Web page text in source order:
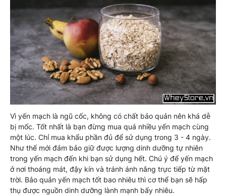
Vì yến mạch là ngũ cốc, không có chất bảo quản nên khá dễ
bị mốc. Tốt nhất là bạn đừng mua quá nhiều yến mạch cùng
một lúc. Chỉ mua khẩu phần đủ để sử dụng trong 3 - 4 ngày.
Như thế mới đảm bảo giữ được lượng dinh dưỡng tự nhiên
trong yến mạch đến khi bạn sử dụng hết. Chú ý để yến mạch
ở nơi thoáng mát, đậy kín và tránh ánh nắng trực tiếp từ mặt
trời. Bảo quản yến mạch tốt bao nhiêu thì cơ thể bạn sẽ hấp
thụ được nguồn dinh dưỡng lành mạnh bấy nhiêu.